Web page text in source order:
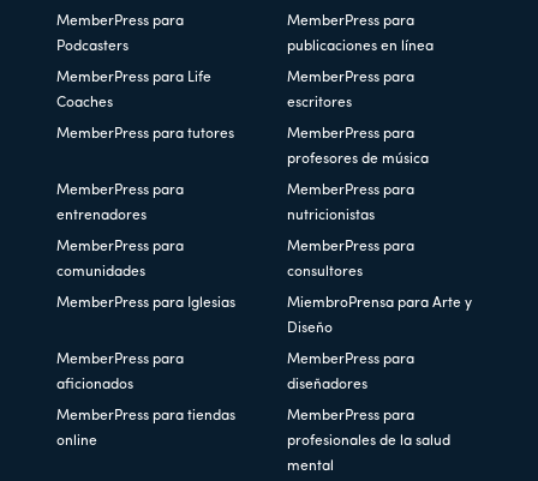
MemberPress para
Podcasters
MemberPress para
publicaciones en línea
MemberPress para Life
Coaches
MemberPress para
escritores
MemberPress para tutores
MemberPress para
profesores de música
MemberPress para
entrenadores
MemberPress para
nutricionistas
MemberPress para
comunidades
MemberPress para
consultores
MemberPress para Iglesias
MiembroPrensa para Arte y
Diseño
MemberPress para
aficionados
MemberPress para
diseñadores
MemberPress para tiendas
online
MemberPress para
profesionales de la salud
mental